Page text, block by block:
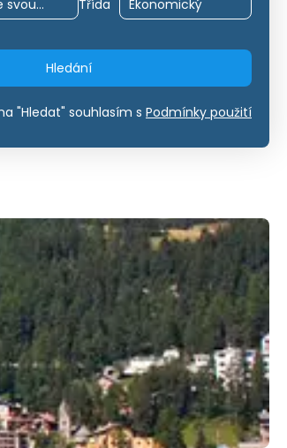
Třída
Hledání
"Hledat" souhlasím s Podmínky použití